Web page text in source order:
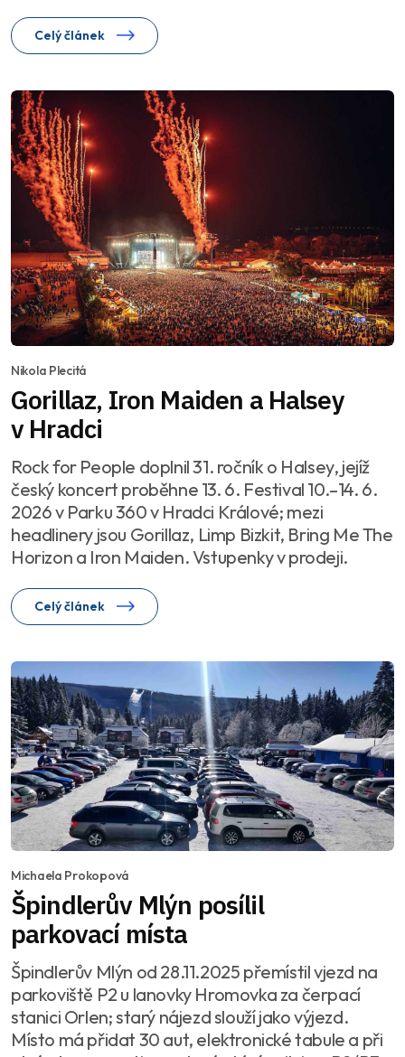
Celý článek
Nikola Plecitá
Gorillaz, Iron Maiden a Halsey
v Hradci
Rock for People doplnil 31. ročník o Halsey, jejíž
český koncert proběhne 13. 6. Festival 10.–14. 6.
2026 v Parku 360 v Hradci Králové; mezi
headlinery jsou Gorillaz, Limp Bizkit, Bring Me The
Horizon a Iron Maiden. Vstupenky v prodeji.
Celý článek
Michaela Prokopová
Špindlerův Mlýn posílil
parkovací místa
Špindlerův Mlýn od 28.11.2025 přemístil vjezd na
parkoviště P2 u lanovky Hromovka za čerpací
stanici Orlen; starý nájezd slouží jako výjezd.
Místo má přidat 30 aut, elektronické tabule a při